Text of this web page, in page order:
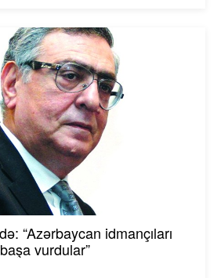
“Azərbaycan idmançıları
vurdular”